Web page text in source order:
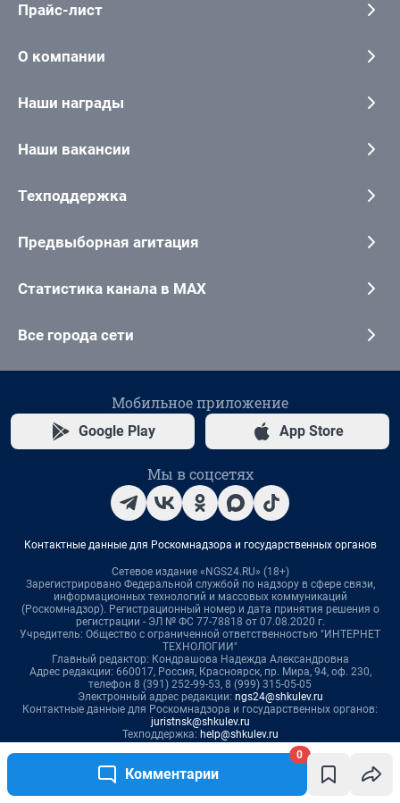
Комментарии
0
Прайс-лист
О компании
Наши награды
Наши вакансии
Техподдержка
Предвыборная агитация
Статистика канала в MAX
Все города сети
Мобильное приложение
Google Play App Store
Мы в соцсетях
Контактные данные для Роскомнадзора и государственных органов
Сетевое издание «NGS24.RU» (18+)
Зарегистрировано Федеральной службой по надзору в сфере связи,
информационных технологий и массовых коммуникаций
(Роскомнадзор). Регистрационный номер и дата принятия решения о
регистрации - ЭЛ № ФС 77-78818 от 07.08.2020 г.
Учредитель: Общество с ограниченной ответственностью "ИНТЕРНЕТ
ТЕХНОЛОГИИ"
Главный редактор: Кондрашова Надежда Александровна
Адрес редакции: 660017, Россия, Красноярск, пр. Мира, 94, оф. 230,
телефон 8 (391) 252-99-53, 8 (999) 315-05-05
Электронный адрес редакции: ngs24@shkulev.ru
Контактные данные для Роскомнадзора и государственных органов:
juristnsk@shkulev.ru
Техподдержка: help@shkulev.ru
Связаться с отделом продаж: 8 (383) 212-52-52, 8 (800) 200-03-83 (звонок
с сотового бесплатный),reklamangs@shkulev.ru
Редакция сайта не несет ответственности за достоверность